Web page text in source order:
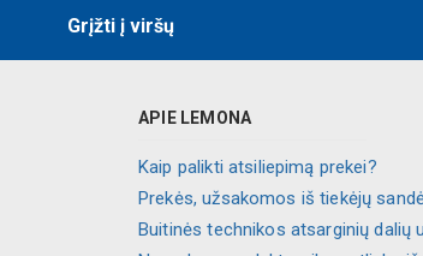
Grįžti į viršų
APIE LEMONA
Kaip palikti atsiliepimą prekei?
Prekės, užsakomos iš tiekėjų
Buitinės technikos atsarginių dalių